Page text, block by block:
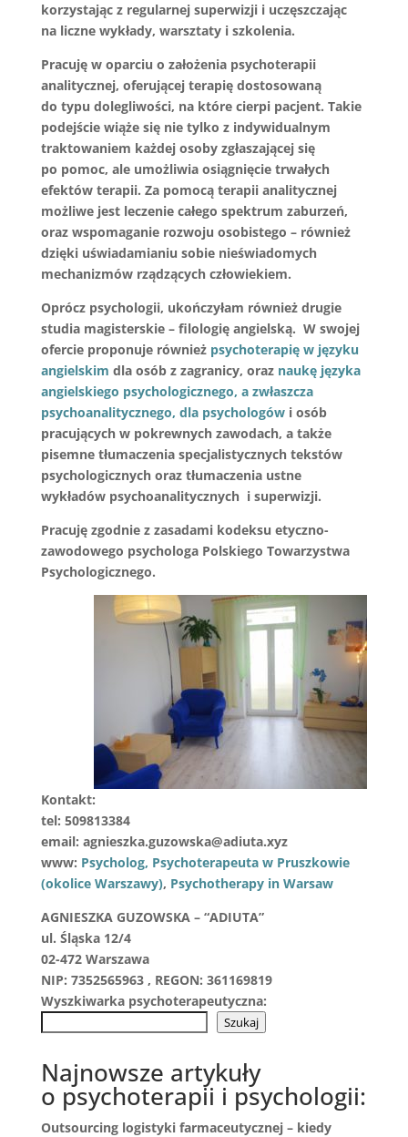
korzystając z regularnej superwizji i uczęszczając
na liczne wykłady, warsztaty i szkolenia.
Pracuję w oparciu o założenia psychoterapii
analitycznej, oferującej terapię dostosowaną
do typu dolegliwości, na które cierpi pacjent. Takie
podejście wiąże się nie tylko z indywidualnym
traktowaniem każdej osoby zgłaszającej się
po pomoc, ale umożliwia osiągnięcie trwałych
efektów terapii. Za pomocą terapii analitycznej
możliwe jest leczenie całego spektrum zaburzeń,
oraz wspomaganie rozwoju osobistego – również
dzięki uświadamianiu sobie nieświadomych
mechanizmów rządzących człowiekiem.
Oprócz psychologii, ukończyłam również drugie
studia magisterskie – filologię angielską. W swojej
ofercie proponuje również psychoterapię w języku
angielskim dla osób z zagranicy, oraznaukę języka
angielskiego psychologicznego, a zwłaszcza
psychoanalitycznego, dla psychologówi osób
pracujących w pokrewnych zawodach, a także
pisemne tłumaczenia specjalistycznych tekstów
psychologicznych oraz tłumaczenia ustne
wykładów psychoanalitycznych i superwizji.
Pracuję zgodnie z zasadami kodeksu etyczno-
zawodowego psychologa Polskiego Towarzystwa
Psychologicznego.
Kontakt:
tel: 509813384
email: agnieszka.guzowska@adiuta.xyz
www: Psycholog, Psychoterapeuta w Pruszkowie
(okolice Warszawy), Psychotherapy in Warsaw
AGNIESZKA GUZOWSKA – “ADIUTA”
ul. Śląska 12/4
02-472 Warszawa
NIP: 7352565963 , REGON: 361169819
Wyszkiwarka psychoterapeutyczna:
Szukaj
Najnowsze artykuły
o psychoterapii i psychologii:
Outsourcing logistyki farmaceutycznej – kiedy